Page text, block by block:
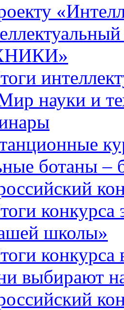
науки и
ботаны –
школы»
конкурса
выбирают